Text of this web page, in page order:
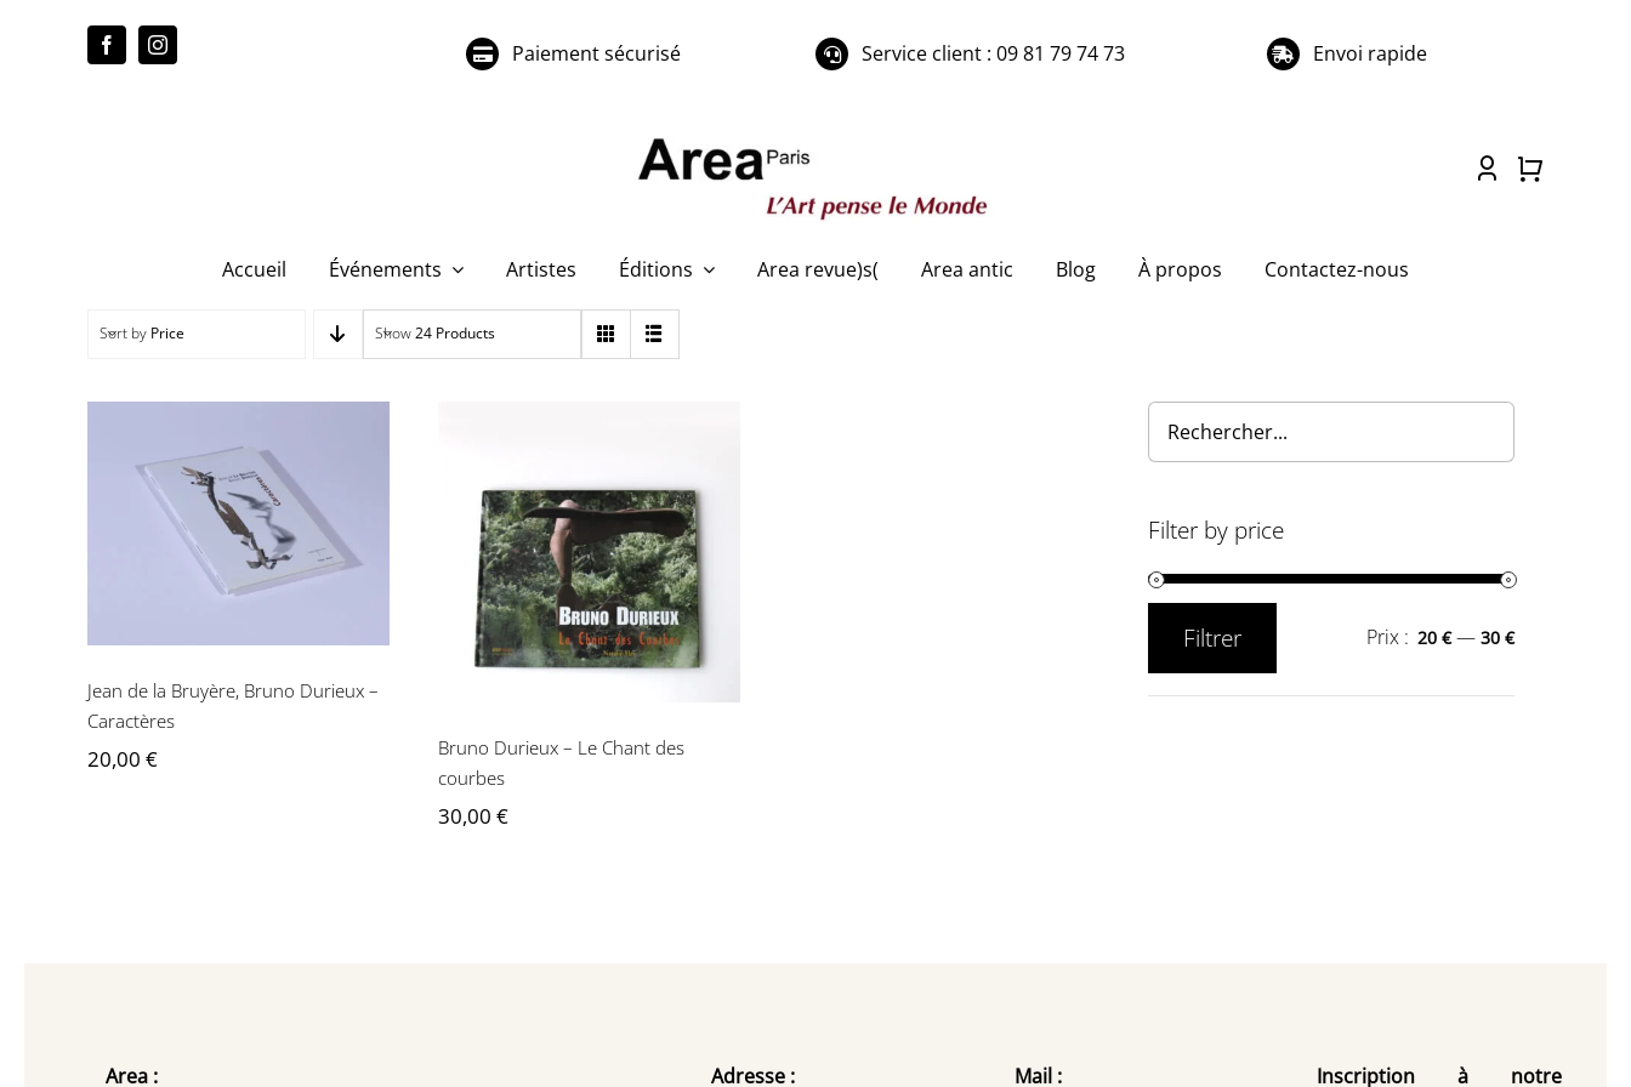
Paiement sécurisé Service client : 09 81 79 74 73 Envoi rapide
Accueil Événements Artistes Éditions Area revue)s( Area antic Blog À propos Contactez-nous
Sort by Price Show24 Products
Jean de la Bruyère,
Bruno Durieux –
Caractères
Jean de la Bruyère, Bruno Durieux –
Caractères
20,00 €
Bruno Durieux – Le
Chant des courbes
Bruno Durieux – Le Chant des
courbes
30,00 €
Filter by price
Filtrer Prix : 20 €— 30 €
Area : Adresse : Mail : Inscription à notre